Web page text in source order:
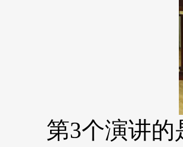
第3个演讲的是